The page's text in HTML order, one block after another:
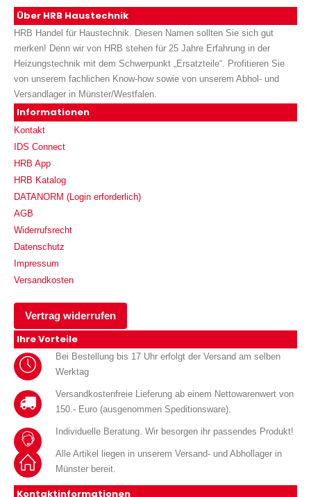
Über HRB Haustechnik
HRB Handel für Haustechnik. Diesen Namen sollten Sie sich gut
merken! Denn wir von HRB stehen für 25 Jahre Erfahrung in der
Heizungstechnik mit dem Schwerpunkt „Ersatzteile“. Profitieren Sie
von unserem fachlichen Know-how sowie von unserem Abhol- und
Versandlager in Münster/Westfalen.
Informationen
Kontakt
IDS Connect
HRB App
HRB Katalog
DATANORM (Login erforderlich)
AGB
Widerrufsrecht
Datenschutz
Impressum
Versandkosten
Vertrag widerrufen
Ihre Vorteile
Bei Bestellung bis 17 Uhr erfolgt der Versand am selben
Werktag
Versandkostenfreie Lieferung ab einem Nettowarenwert von
150.- Euro (ausgenommen Speditionsware).
Individuelle Beratung. Wir besorgen ihr passendes Produkt!
Alle Artikel liegen in unserem Versand- und Abhollager in
Münster bereit.
Kontaktinformationen